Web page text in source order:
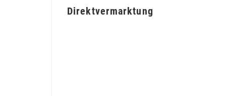
Direktvermarktung